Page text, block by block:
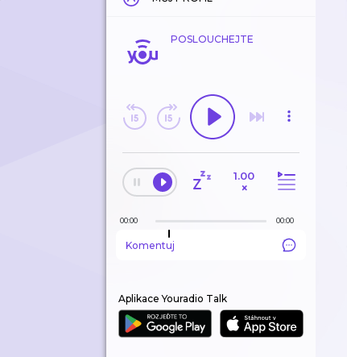
POSLOUCHEJTE
1.00
×
00:00 00:00
Komentuj
Aplikace Youradio Talk